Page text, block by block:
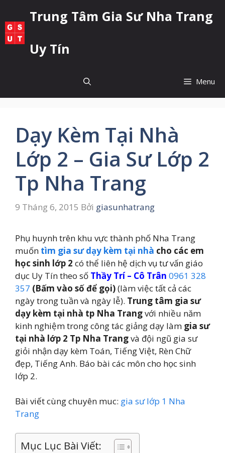
nội
dung
Trung Tâm Gia Sư Nha Trang
Uy Tín
Menu
Dạy Kèm Tại Nhà
Lớp 2 – Gia Sư Lớp 2
Tp Nha Trang
9 Tháng 6, 2015 Bởi giasunhatrang
Phụ huynh trên khu vực thành phố Nha Trang
muốn tìm gia sư dạy kèm tại nhà cho các em
học sinh lớp 2 có thể liên hệ dịch vụ tư vấn giáo
dục Uy Tín theo số Thầy Trí – Cô Trân 0961 328
357 (Bấm vào số để gọi)(làm việc tất cả các
ngày trong tuần và ngày lễ). Trung tâm gia sư
dạy kèm tại nhà tp Nha Trangvới nhiều năm
kinh nghiệm trong công tác giảng dạy làm gia sư
tại nhà lớp 2 Tp Nha Trangvà đội ngũ gia sư
giỏi nhận dạy kèm Toán, Tiếng Việt, Rèn Chữ
đẹp, Tiếng Anh. Báo bài các môn cho học sinh
lớp 2.
Bài viết cùng chuyên muc: gia sư lớp 1 Nha
Trang
Mục Lục Bài Viết: